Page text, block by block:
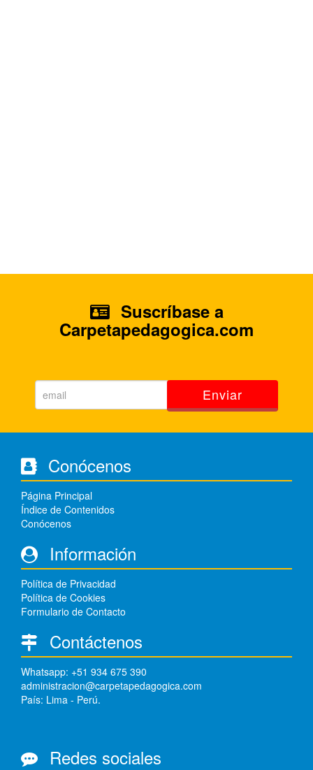
Suscríbase a
Carpetapedagogica.com
Enviar
Conócenos
Página Principal
Índice de Contenidos
Conócenos
Información
Política de Privacidad
Política de Cookies
Formulario de Contacto
Contáctenos
Whatsapp: +51 934 675 390
administracion@carpetapedagogica.com
País: Lima - Perú.
Redes sociales